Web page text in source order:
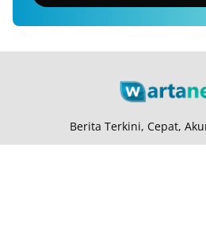
Berita Terkini, Cepat,